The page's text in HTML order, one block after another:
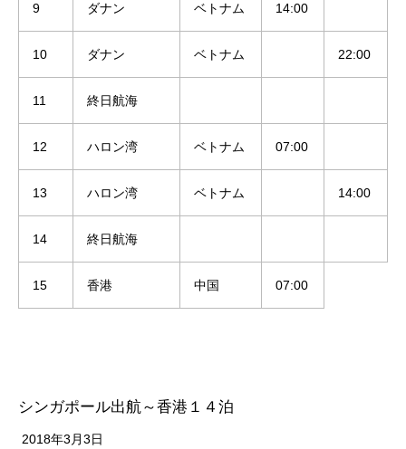
9 ダナン ベトナム 14:00
10 ダナン ベトナム 22:00
11 終日航海
12 ハロン湾 ベトナム 07:00
13 ハロン湾 ベトナム 14:00
14 終日航海
15 香港 中国 07:00
シンガポール出航～香港１４泊
2018年3月3日